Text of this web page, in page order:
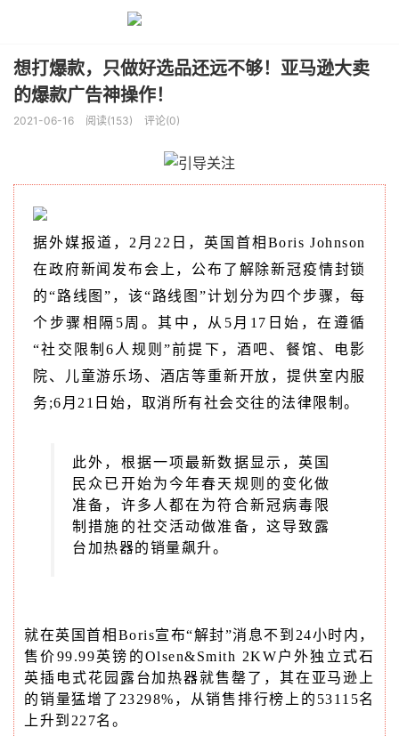
想打爆款，只做好选品还远不够！亚马逊大卖
的爆款广告神操作！
2021-06-16 阅读(153) 评论(0)
据外媒报道，2月22日，英国首相Boris Johnson
在政府新闻发布会上，公布了解除新冠疫情封锁
的“路线图”，该“路线图”计划分为四个步骤，每
个步骤相隔5周。其中，从5月17日始，在遵循
“社交限制6人规则”前提下，酒吧、餐馆、电影
院、儿童游乐场、酒店等重新开放，提供室内服
务;6月21日始，取消所有社会交往的法律限制。
此外，根据一项最新数据显示，英国
民众已开始为今年春天规则的变化做
准备，许多人都在为符合新冠病毒限
制措施的社交活动做准备，这导致露
台加热器的销量飙升。
就在英国首相Boris宣布“解封”消息不到24小时内，
售价99.99英镑的Olsen&Smith 2KW户外独立式石
英插电式花园露台加热器就售罄了，其在亚马逊上
的销量猛增了23298%，从销售排行榜上的53115名
上升到227名。